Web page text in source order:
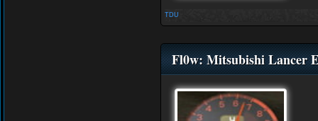
TDU
Fl0w: Mitsubishi Lancer